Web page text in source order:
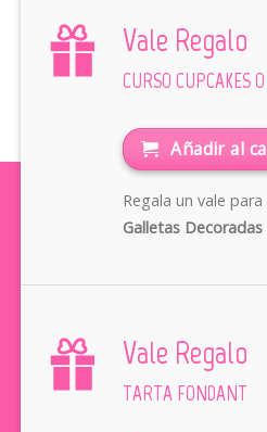
Vale Regalo
CURSO CUPCAKES
Añadir al
Regala un vale
Galletas Decoradas
Vale Regalo
TARTA FONDANT